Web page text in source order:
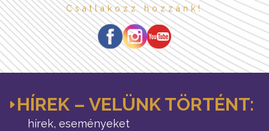
Csatlakozz hozzánk!
HÍREK – VELÜNK TÖRTÉNT:
hírek, eseményeket